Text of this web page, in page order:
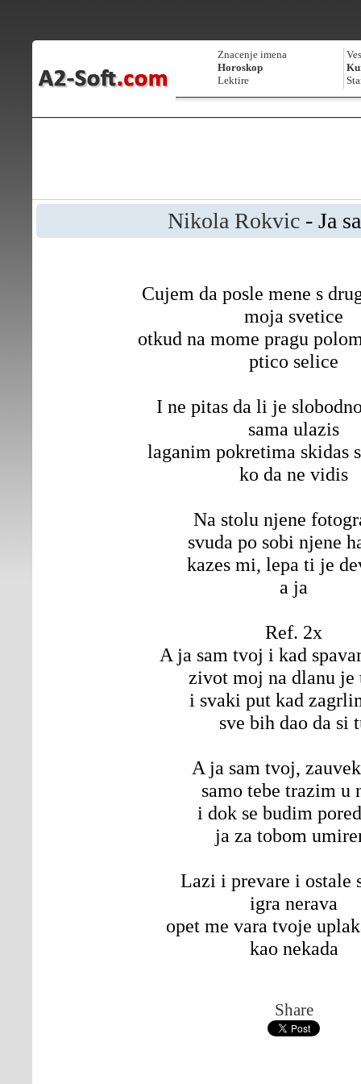
Znacenje imena
Horoskop
Lektire
Nikola Rokvic - Ja
Cujem da posle mene s
moja svetice
otkud na mome pragu
ptico selice
I ne pitas da li je
sama ulazis
laganim pokretima skidas
ko da ne vidis
Na stolu njene
svuda po sobi njene
kazes mi, lepa ti je
a ja
Ref. 2x
A ja sam tvoj i kad
zivot moj na dlanu je
i svaki put kad
sve bih dao da si
A ja sam tvoj,
samo tebe trazim u
i dok se budim
ja za tobom
Lazi i prevare i ostale
igra nerava
opet me vara tvoje
kao nekada
Share